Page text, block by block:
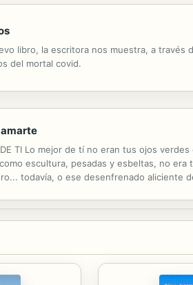
libro, la escritora nos muestra, a través
del mortal covid.
DE TI Lo mejor de tí no eran tus ojos
escultura, pesadas y esbeltas, no
todavía, o ese desenfrenado aliciente